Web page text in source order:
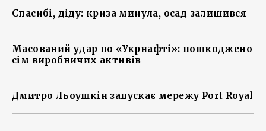
Спасибі, діду: криза минула, осад залишився
Масований удар по «Укрнафті»: пошкоджено
сім виробничих активів
Дмитро Льоушкін запускає мережу Port Royal